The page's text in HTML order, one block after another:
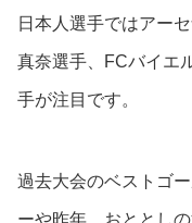
日本人選手ではアー
真奈選手、FCバイエ
手が注目です。
過去大会のベストゴ
ーや昨年、おととし